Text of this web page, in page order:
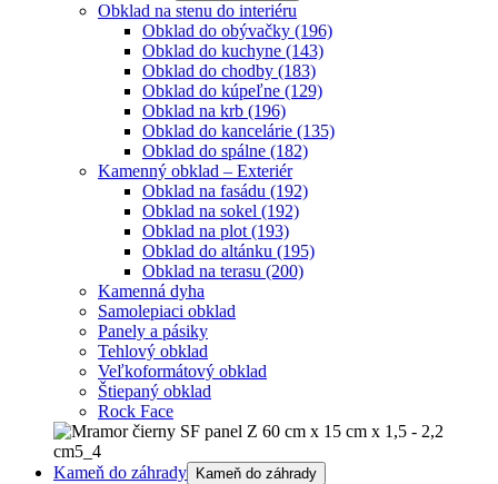
Obklad na stenu do interiéru
Obklad do obývačky (196)
Obklad do kuchyne (143)
Obklad do chodby (183)
Obklad do kúpeľne (129)
Obklad na krb (196)
Obklad do kancelárie (135)
Obklad do spálne (182)
Kamenný obklad – Exteriér
Obklad na fasádu (192)
Obklad na sokel (192)
Obklad na plot (193)
Obklad do altánku (195)
Obklad na terasu (200)
Kamenná dyha
Samolepiaci obklad
Panely a pásiky
Tehlový obklad
Veľkoformátový obklad
Štiepaný obklad
Rock Face
Kameň do záhrady Kameň do záhrady